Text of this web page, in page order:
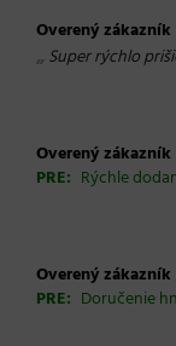
Overený zákazník
„ Super rýchlo
Overený zákazník
PRE: Rýchle
Overený zákazník
PRE: Doručenie